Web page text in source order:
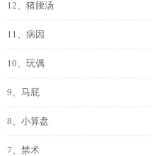
12、猪腰汤
11、病因
10、玩偶
9、马屁
8、小算盘
7、禁术